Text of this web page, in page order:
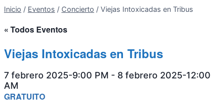
Inicio / Eventos / Concierto / Viejas Intoxicadas en Tribus
« Todos Eventos
Viejas Intoxicadas en Tribus
7 febrero 2025-9:00 PM - 8 febrero 2025-12:00
AM
GRATUITO